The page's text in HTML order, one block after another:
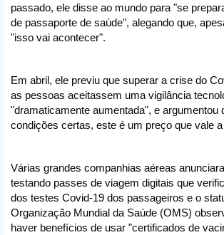
passado, ele disse ao mundo para "se
de passaporte de saúde", alegando que,
"isso vai acontecer".
Em abril, ele previu que superar a crise do
as pessoas aceitassem uma vigilância
"dramaticamente aumentada", e argumentou
condições certas, este é um preço que vale
Várias grandes companhias aéreas
testando passes de viagem digitais que
dos testes Covid-19 dos passageiros e o
Organização Mundial da Saúde (OMS)
haver benefícios de usar "certificados de